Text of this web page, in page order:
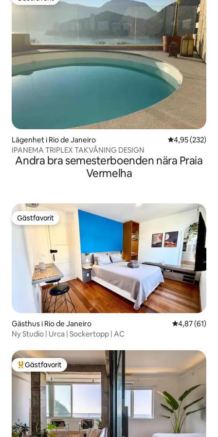
Gästfavorit
Lägenhet i Rio de Janeiro 4,95 av 5 i
4,95 (232)
IPANEMA TRIPLEX TAKVÅNING DESIGN
Andra bra semesterboenden nära Praia
Vermelha
Gästfavorit
Gästfavorit
Gästhus i Rio de Janeiro 4,87 av 5 i
4,87 (61)
Ny Studio | Urca | Sockertopp | AC
Populär gästfavorit
Gästfavorit